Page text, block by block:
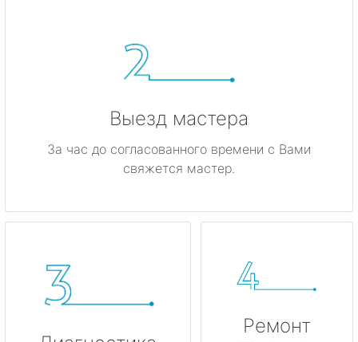
Выезд мастера
За час до согласованного времени с Вами
свяжется мастер.
Ремонт